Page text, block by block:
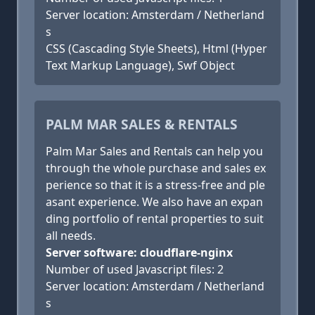
Server location: Amsterdam / Netherland
s
CSS (Cascading Style Sheets), Html (Hyper
Text Markup Language), Swf Object
PALM MAR SALES & RENTALS
Palm Mar Sales and Rentals can help you
through the whole purchase and sales ex
perience so that it is a stress-free and ple
asant experience. We also have an expan
ding portfolio of rental properties to suit
all needs.
Server software: cloudflare-nginx
Number of used Javascript files: 2
Server location: Amsterdam / Netherland
s